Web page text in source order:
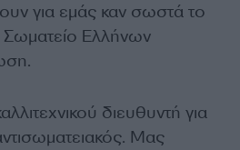
για εμάς καν σωστά το
Ελλήνων
διευθυντή για
Μας